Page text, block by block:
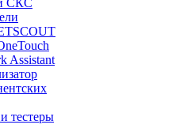
СКС
Assistant
тестеры